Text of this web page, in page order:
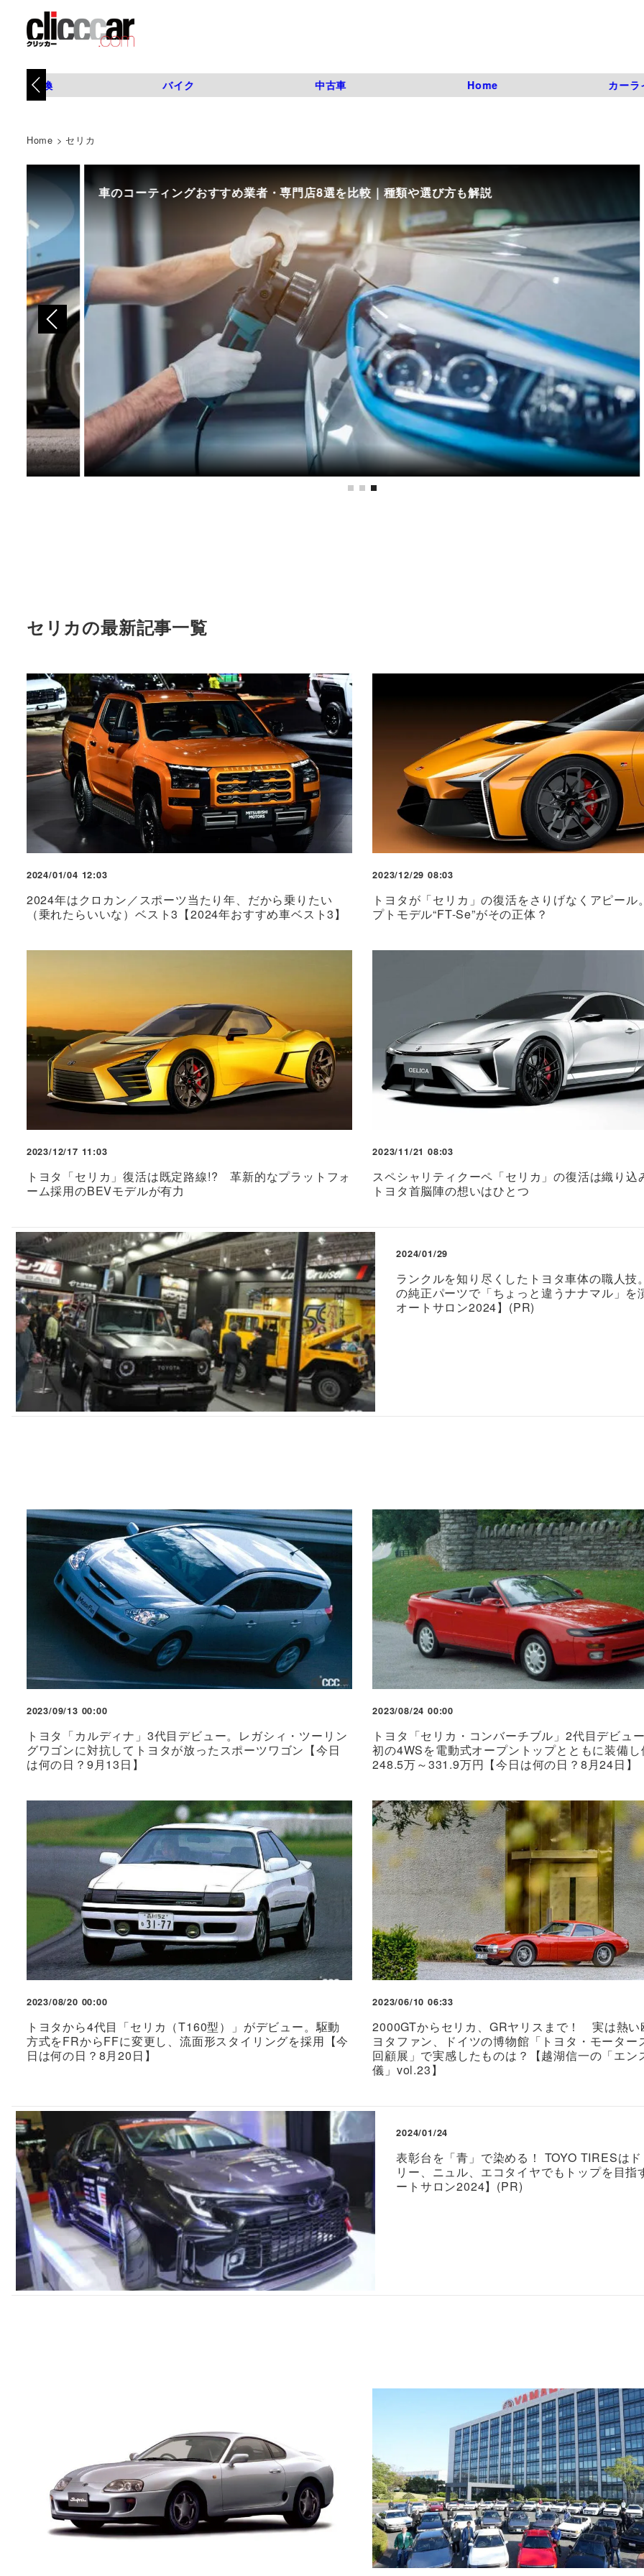
タイヤ交換 バイク 中古車 Home カーラ
Home > セリカ
車のコーティングおすすめ業者・専門店8選を比較｜種類や選び方も解説
セリカの最新記事一覧
2024/01/04 12:03
2024年はクロカン／スポーツ当たり年、だから乗りたい
（乗れたらいいな）ベスト3【2024年おすすめ車ベスト3】
2023/12/29 08:03
トヨタが「セリカ」の復活をさりげなくアピール
プトモデル“FT-Se”がその正体？
2023/12/17 11:03
トヨタ「セリカ」復活は既定路線!? 革新的なプラットフォ
ーム採用のBEVモデルが有力
2023/11/21 08:03
スペシャリティクーペ「セリカ」の復活は織り込
トヨタ首脳陣の想いはひとつ
2024/01/29
ランクルを知り尽くしたトヨタ車体の職人技
の純正パーツで「ちょっと違うナナマル」を
オートサロン2024】(PR)
2023/09/13 00:00
トヨタ「カルディナ」3代目デビュー。レガシィ・ツーリン
グワゴンに対抗してトヨタが放ったスポーツワゴン【今日
は何の日？9月13日】
2023/08/24 00:00
トヨタ「セリカ・コンバーチブル」2代目デビュ
初の4WSを電動式オープントップとともに装備
248.5万～331.9万円【今日は何の日？8月24日】
2023/08/20 00:00
トヨタから4代目「セリカ（T160型）」がデビュー。駆動
方式をFRからFFに変更し、流面形スタイリングを採用【今
日は何の日？8月20日】
2023/06/10 06:33
2000GTからセリカ、GRヤリスまで！ 実は熱い
ヨタファン、ドイツの博物館「トヨタ・モーター
回顧展」で実感したものは？【越湖信一の「エン
儀」vol.23】
2024/01/24
表彰台を「青」で染める！ TOYO TIRESは
リー、ニュル、エコタイヤでもトップを目指
ートサロン2024】(PR)